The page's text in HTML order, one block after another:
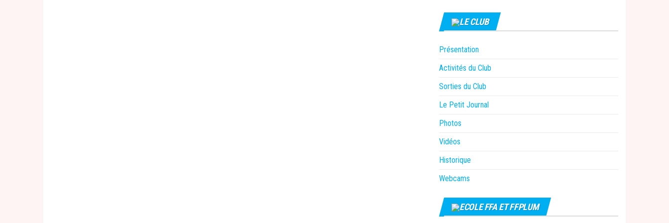
LE CLUB
Présentation
Activités du Club
Sorties du Club
Le Petit Journal
Photos
Vidéos
Historique
Webcams
ECOLE FFA ET FFPLUM